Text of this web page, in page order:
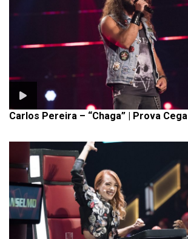
Carlos Pereira – “Chaga” | Prova Cega